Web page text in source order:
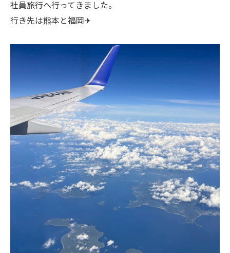
社員旅行へ行ってきました。
行き先は熊本と福岡✈